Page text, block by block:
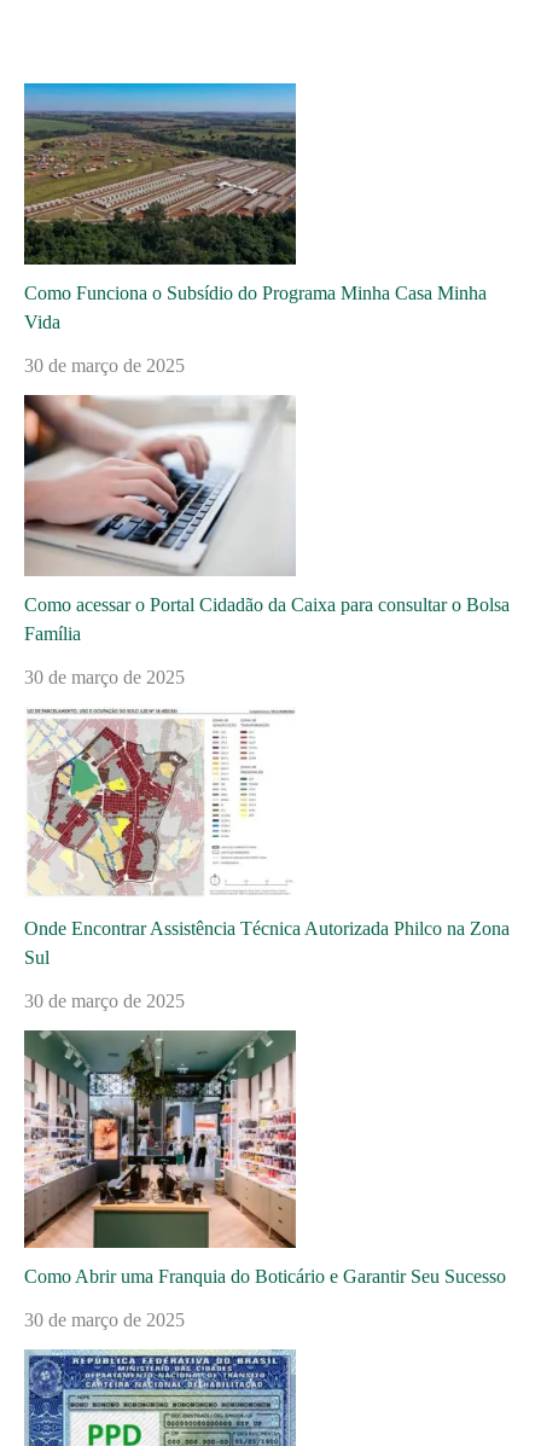
Como Funciona o Subsídio do Programa Minha Casa Minha
Vida
30 de março de 2025
Como acessar o Portal Cidadão da Caixa para consultar o Bolsa
Família
30 de março de 2025
Onde Encontrar Assistência Técnica Autorizada Philco na Zona
Sul
30 de março de 2025
Como Abrir uma Franquia do Boticário e Garantir Seu Sucesso
30 de março de 2025